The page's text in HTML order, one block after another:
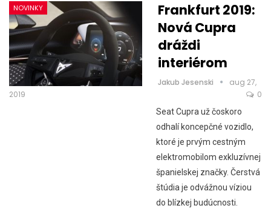
NOVINKY
Frankfurt 2019:
Nová Cupra
dráždi
interiérom
Jakub Jesenski
aug 27,
2019
0
Seat Cupra už čoskoro
odhalí koncepčné vozidlo,
ktoré je prvým cestným
elektromobilom exkluzívnej
španielskej značky. Čerstvá
štúdia je odvážnou víziou
do blízkej budúcnosti.